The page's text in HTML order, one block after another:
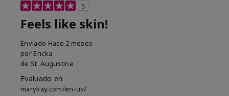
5
Feels like skin!
Enviado Hace 2 meses
por Ericka
de St. Augustine
Evaluado en
marykay.com/en-us/